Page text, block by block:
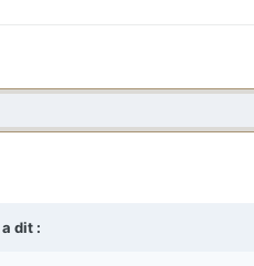
a dit :